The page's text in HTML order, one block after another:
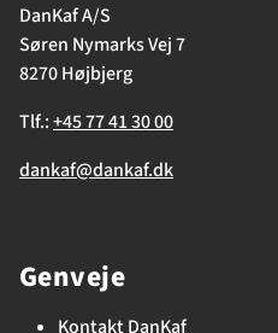
DanKaf A/S
Søren Nymarks Vej 7
8270 Højbjerg
Tlf.:+45 77 41 30 00
dankaf@dankaf.dk
Genveje
Kontakt DanKaf